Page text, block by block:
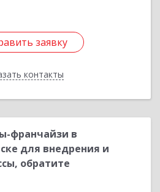
заявку
контакты
заявку
Назад
франчайзи в
для внедрения и
обратите